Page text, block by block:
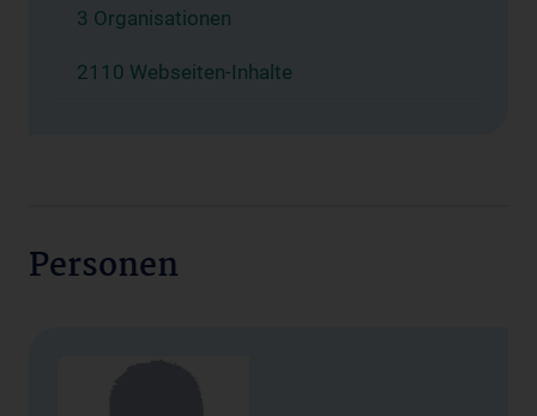
3 Organisationen
2110 Webseiten-Inhalte
Personen